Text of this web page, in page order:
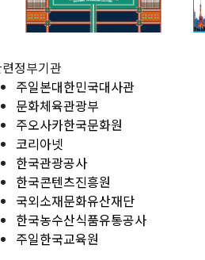
정부기관
주일본대한민국대사관
문화체육관광부
주오사카한국문화원
코리아넷
한국관광공사
한국콘텐츠진흥원
국외소재문화유산재단
한국농수산식품유통공사
주일한국교육원